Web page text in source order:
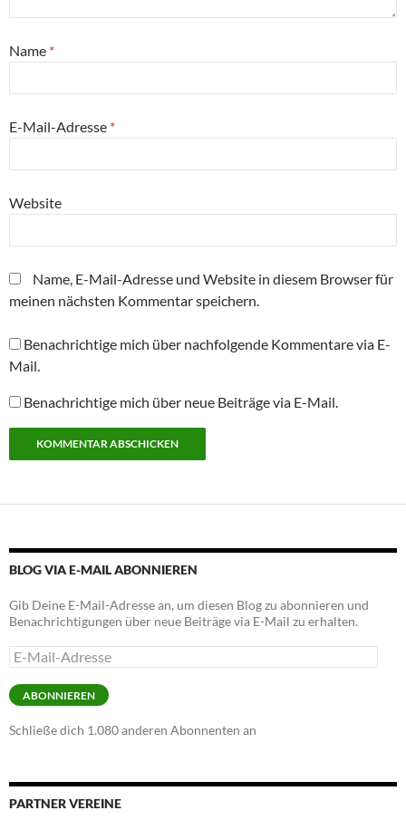
Name *
E-Mail-Adresse *
Website
Name, E-Mail-Adresse und Website in diesem Browser für
meinen nächsten Kommentar speichern.
Benachrichtige mich über nachfolgende Kommentare via E-
Mail.
Benachrichtige mich über neue Beiträge via E-Mail.
BLOG VIA E-MAIL ABONNIEREN
Gib Deine E-Mail-Adresse an, um diesen Blog zu abonnieren und
Benachrichtigungen über neue Beiträge via E-Mail zu erhalten.
E-
Mail-
Adresse
ABONNIEREN
Schließe dich 1.080 anderen Abonnenten an
PARTNER VEREINE